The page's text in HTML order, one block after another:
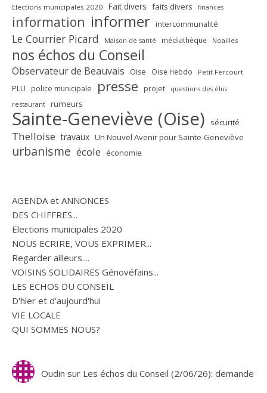
Elections municipales 2020 Fait divers faits divers finances
information informer intercommunalité
Le Courrier Picard Maison de santé médiathèque Noailles
nos échos du Conseil
Observateur de Beauvais Oise Oise Hebdo Petit Fercourt
PLU police municipale presse projet questions des élus
restaurant rumeurs
Sainte-Geneviève (Oise) sécurité
Thelloise travaux Un Nouvel Avenir pour Sainte-Geneviève
urbanisme école économie
AGENDA et ANNONCES
DES CHIFFRES...
Elections municipales 2020
NOUS ECRIRE, VOUS EXPRIMER...
Regarder ailleurs....
VOISINS SOLIDAIRES Génovéfains...
LES ECHOS DU CONSEIL
D'hier et d'aujourd'hui
VIE LOCALE
QUI SOMMES NOUS?
Oudin sur Les échos du Conseil (2/06/26): demande